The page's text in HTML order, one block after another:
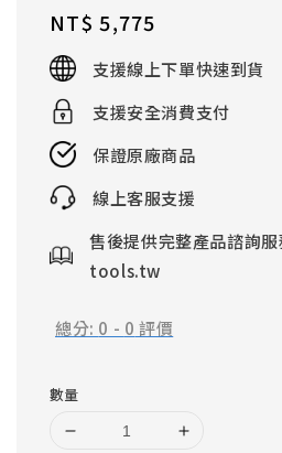
Regular
price
NT$ 5,775
支援線上下單快速到貨
支援安全消費支付
保證原廠商品
線上客服支援
售後提供完整產品諮詢
tools.tw
總分: 0 - 0 評價
數量